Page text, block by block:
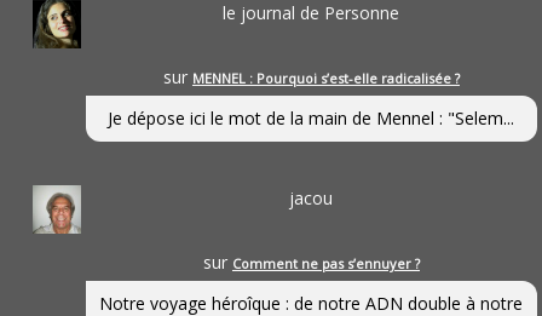
le journal de Personne
sur MENNEL : Pourquoi s’est-elle radicalisée ?
Je dépose ici le mot de la main de Mennel : "Selem...
jacou
sur Comment ne pas s’ennuyer ?
Notre voyage héroîque : de notre ADN double à notre